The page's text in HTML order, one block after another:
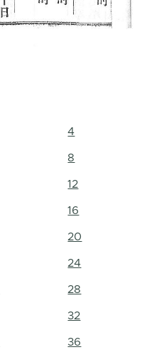
4
8
12
16
20
24
28
32
36